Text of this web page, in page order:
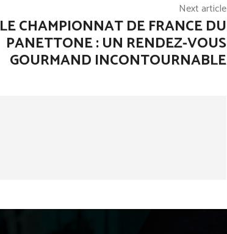
Next article
LE CHAMPIONNAT DE FRANCE DU
PANETTONE : UN RENDEZ-VOUS
GOURMAND INCONTOURNABLE